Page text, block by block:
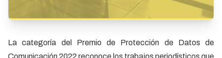
La categoría del Premio de Protección de Datos de
Comunicación 2022 reconoce los trabajos periodísticos que